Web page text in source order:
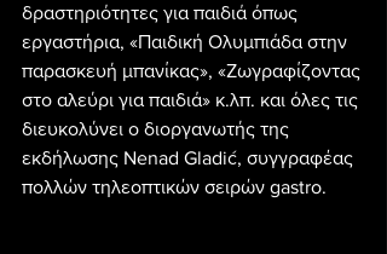
δραστηριότητες για παιδιά όπως
εργαστήρια, «Παιδική Ολυμπιάδα στην
παρασκευή μπανίκας», «Ζωγραφίζοντας
στο αλεύρι για παιδιά» κ.λπ. και όλες τις
διευκολύνει ο διοργανωτής της
εκδήλωσης Nenad Gladić, συγγραφέας
πολλών τηλεοπτικών σειρών gastro.